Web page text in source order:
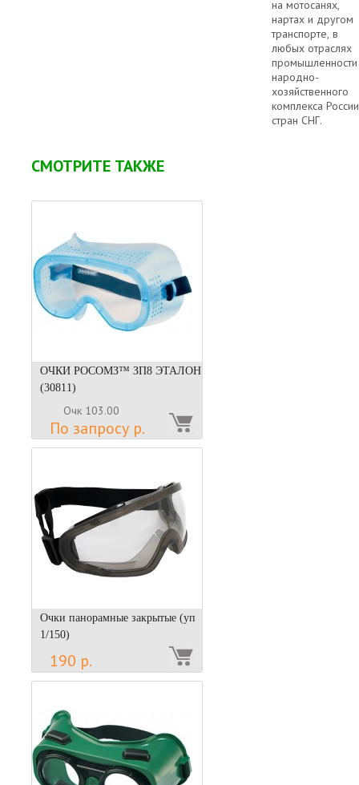
на мотосанях,
нартах и другом
транспорте, в
любых отраслях
промышленности
народно-
хозяйственного
комплекса
стран СНГ.
СМОТРИТЕ ТАКЖЕ
ОЧКИ РОСОМЗ™ ЗП8 ЭТАЛОН
(30811)
Очк 103.00
По запросу р.
Очки панорамные закрытые (уп
1/150)
190 р.